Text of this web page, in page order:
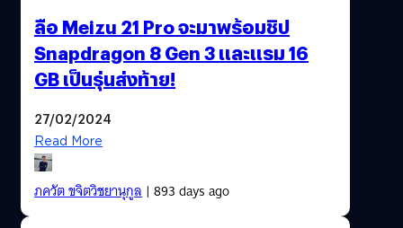
ลือ Meizu 21 Pro จะมาพร้อมชิป
Snapdragon 8 Gen 3 และแรม 16
GB เป็นรุ่นส่งท้าย!
27/02/2024
Read More
ภควัต ขจิตวิชยานุกูล| 893 days ago